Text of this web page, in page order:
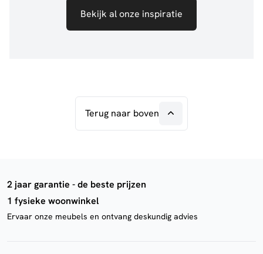
Bekijk al onze inspiratie
Terug naar boven
2 jaar garantie - de beste prijzen
1 fysieke woonwinkel
Ervaar onze meubels en ontvang deskundig advies